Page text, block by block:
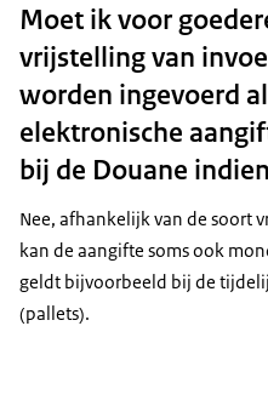
Moet ik voor
vrijstelling van
worden ingevoerd
elektronische
bij de Douane
Nee, afhankelijk van de soort
kan de aangifte soms ook
geldt bijvoorbeeld bij de
(pallets).